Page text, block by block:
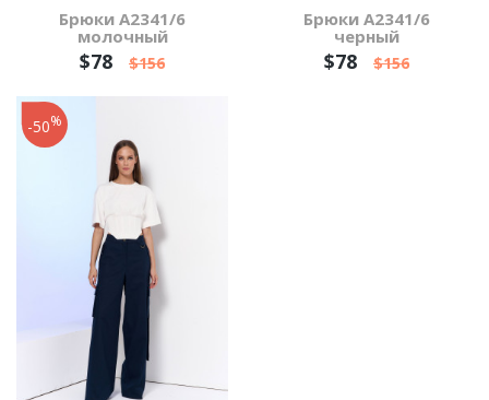
Брюки А2341/6
молочный
$78 $156
Брюки А2341/6
черный
$78 $156
-50%